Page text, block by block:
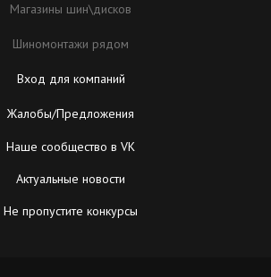
Магазины шин\дисков
Шиномонтажи рядом
Вход для компаний
Жалобы/Предложения
Наше сообщество в VK
Актуальные новости
Не пропустите конкурсы